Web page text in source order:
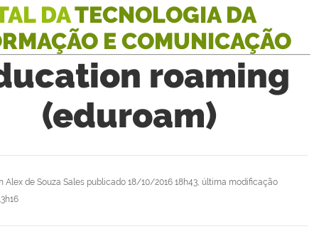
DATECNOLOGIA DA
E COMUNICAÇÃO
roaming
(eduroam)
Alex de Souza Sales publicado 18/10/2016 18h43, última modificação